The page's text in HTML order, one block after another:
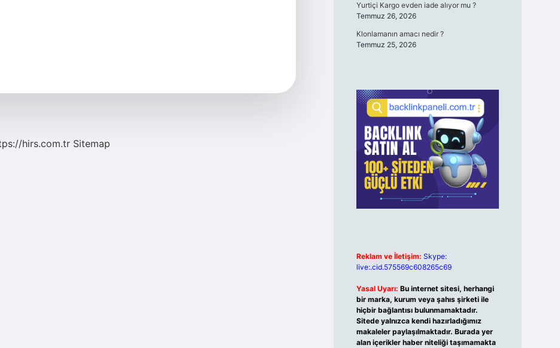
hirs.com.tr Sitemap
Yurtiçi Kargo evden iade alıyor mu ?
Temmuz 26, 2026
Klonlamanın amacı nedir ?
Temmuz 25, 2026
Reklam ve İletişim: Skype:
live:.cid.575569c608265c69
Yasal Uyarı: Bu internet sitesi, herhangi
bir marka, kurum veya şahıs şirketi ile
hiçbir bağlantısı bulunmamaktadır.
Sitede yalnızca kendi hazırladığımız
makaleler paylaşılmaktadır. Burada yer
alan içerikler haber niteliği taşımamakta